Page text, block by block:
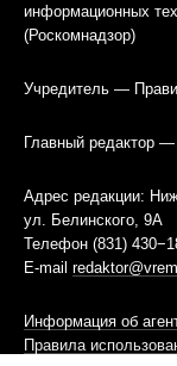
информационных
(Роскомнадзор)
Учредитель —
Главный редактор
Адрес редакции:
ул. Белинского, 9А
Телефон (831)
E-mail
Информация об
Правила